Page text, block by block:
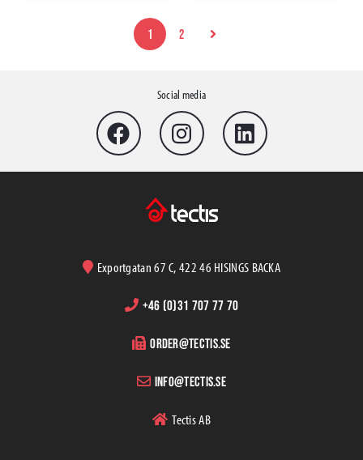
1 2
Social media
Exportgatan 67 C, 422 46 HISINGS BACKA
+46 (0)31 707 77 70
order@tectis.se
info@tectis.se
Tectis AB